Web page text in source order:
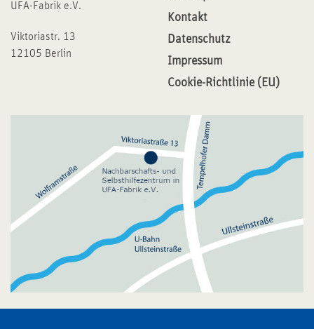
UFA-Fabrik e.V.
Viktoriastr. 13
12105 Berlin
Kontakt
Datenschutz
Impressum
Cookie-Richtlinie (EU)